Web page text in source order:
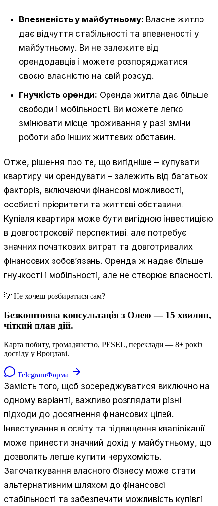
Впевненість у майбутньому: Власне житло
дає відчуття стабільності та впевненості у
майбутньому. Ви не залежите від
орендодавців і можете розпоряджатися
своєю власністю на свій розсуд.
Гнучкість оренди: Оренда житла дає більше
свободи і мобільності. Ви можете легко
змінювати місце проживання у разі зміни
роботи або інших життєвих обставин.
Отже, рішення про те, що вигідніше – купувати
квартиру чи орендувати – залежить від багатьох
факторів, включаючи фінансові можливості,
особисті пріоритети та життєві обставини.
Купівля квартири може бути вигідною інвестицією
в довгостроковій перспективі, але потребує
значних початкових витрат та довготривалих
фінансових зобов’язань. Оренда ж надає більше
гнучкості і мобільності, але не створює власності.
💡 Не хочеш розбиратися сам?
Безкоштовна консультація з Олею — 15 хвилин,
чіткий план дій.
Карта побиту, громадянство, PESEL, переклади — 8+ років
досвіду у Вроцлаві.
TelegramФорма
Замість того, щоб зосереджуватися виключно на
одному варіанті, важливо розглядати різні
підходи до досягнення фінансових цілей.
Інвестування в освіту та підвищення кваліфікації
може принести значний дохід у майбутньому, що
дозволить легше купити нерухомість.
Започаткування власного бізнесу може стати
альтернативним шляхом до фінансової
стабільності та забезпечити можливість купівлі